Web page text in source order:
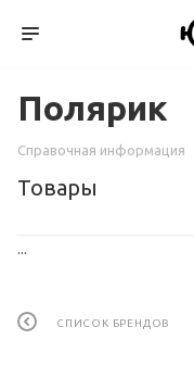
Полярик
Справочная информация
Товары
...
СПИСОК БРЕНДОВ